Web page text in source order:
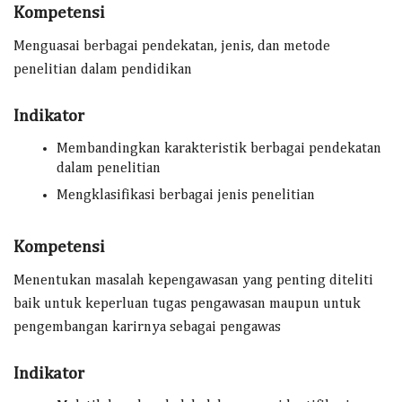
Kompetensi
Menguasai berbagai pendekatan, jenis, dan metode
penelitian dalam pendidikan
Indikator
Membandingkan karakteristik berbagai pendekatan
dalam penelitian
Mengklasifikasi berbagai jenis penelitian
Kompetensi
Menentukan masalah kepengawasan yang penting diteliti
baik untuk keperluan tugas pengawasan maupun untuk
pengembangan karirnya sebagai pengawas
Indikator